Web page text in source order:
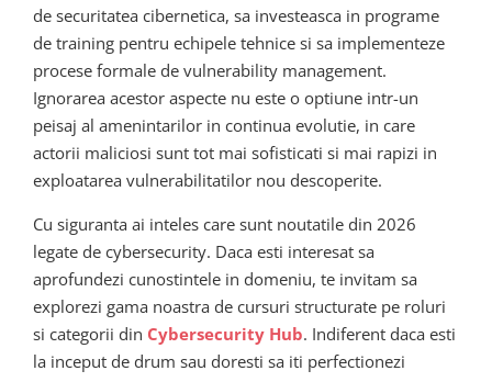
de securitatea cibernetica, sa investeasca in programe
de training pentru echipele tehnice si sa implementeze
procese formale de vulnerability management.
Ignorarea acestor aspecte nu este o optiune intr-un
peisaj al amenintarilor in continua evolutie, in care
actorii maliciosi sunt tot mai sofisticati si mai rapizi in
exploatarea vulnerabilitatilor nou descoperite.
Cu siguranta ai inteles care sunt noutatile din 2026
legate de cybersecurity. Daca esti interesat sa
aprofundezi cunostintele in domeniu, te invitam sa
explorezi gama noastra de cursuri structurate pe roluri
si categorii din Cybersecurity Hub. Indiferent daca esti
la inceput de drum sau doresti sa iti perfectionezi